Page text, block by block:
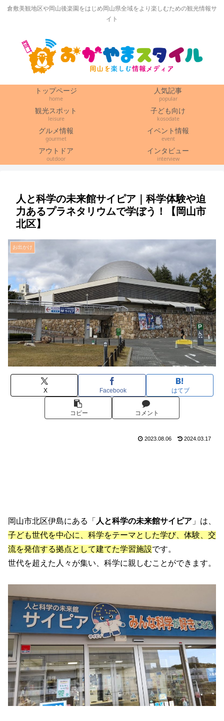
倉敷美観地区や岡山後楽園をはじめ岡山県全域をより楽しむための観光情報サ
イト
トップページ
home
人気記事
popular
観光スポット
leisure
子ども向け
kosodate
グルメ情報
gourmet
イベント情報
event
アウトドア
outdoor
インタビュー
interview
人と科学の未来館サイピア｜科学体験や迫
力あるプラネタリウムで学ぼう！【岡山市
北区】
お出かけ
X Facebook はてブ
コピー コメント
2023.08.06 2024.03.17
岡山市北区伊島にある「 人と科学の未来館サイピア 」は、
子ども世代を中心に、科学をテーマとした学び、体験、交
流を発信する拠点として建てた学習施設です。
世代を超えた人々が集い、科学に親しむことができます。